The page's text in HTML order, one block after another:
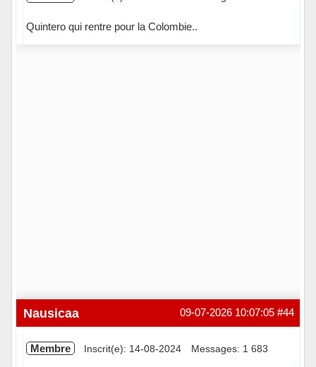
Quintero qui rentre pour la Colombie..
#44
09-07-2026 10:07:05
Nausicaa
Membre Inscrit(e): 14-08-2024 Messages: 1 683